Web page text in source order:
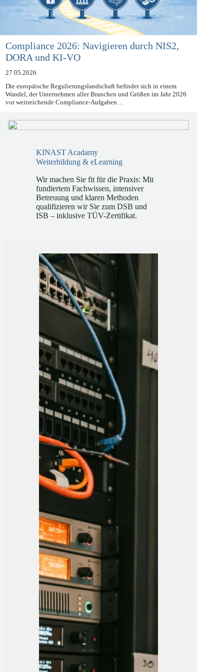
Compliance 2026: Navigieren durch NIS2,
DORA und KI-VO
27.05.2026
Die europäische Regulierungslandschaft befindet sich in einem
Wandel, der Unternehmen aller Branchen und Größen im Jahr 2026
KINAST Acadamy
Wir machen Sie fit für die Praxis: Mit
fundiertem Fachwissen, intensiver
Betreuung und klaren Methoden
qualifizieren wir Sie zum DSB und